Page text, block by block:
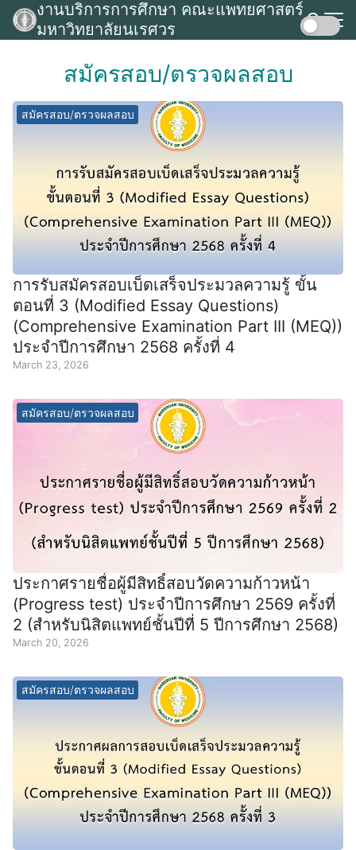
Skip
งานบริการการศึกษา คณะแพทยศาสตร์
มหาวิทยาลัยนเรศวร
สมัครสอบ/ตรวจผลสอบ
สมัครสอบ/ตรวจผลสอบ
การรับสมัครสอบเบ็ดเสร็จประมวลความรู้ ขั้น
ตอนที่ 3 (Modified Essay Questions)
(Comprehensive Examination Part III (MEQ))
ประจำปีการศึกษา 2568 ครั้งที่ 4
March 23, 2026
สมัครสอบ/ตรวจผลสอบ
ประกาศรายชื่อผู้มีสิทธิ์สอบวัดความก้าวหน้า
(Progress test) ประจำปีการศึกษา 2569 ครั้งที่
2 (สำหรับนิสิตแพทย์ชั้นปีที่ 5 ปีการศึกษา 2568)
March 20, 2026
สมัครสอบ/ตรวจผลสอบ